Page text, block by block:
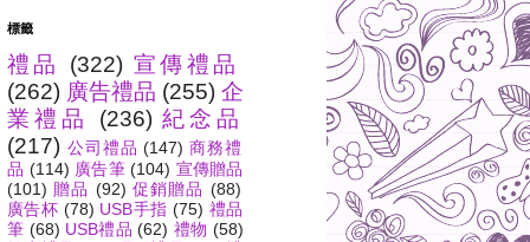
標籤
禮品 (322) 宣傳禮品
(262) 廣告禮品 (255) 企
業禮品
(236) 紀念品
(217) 公司禮品 (147) 商務禮
品 (114) 廣告筆 (104) 宣傳贈品
(101) 贈品 (92) 促銷贈品 (88)
廣告杯 (78) USB手指 (75) 禮品
筆 (68) USB禮品 (62) 禮物 (58)